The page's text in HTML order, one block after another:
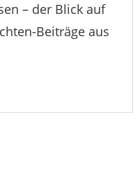
– der Blick auf
Beiträge aus